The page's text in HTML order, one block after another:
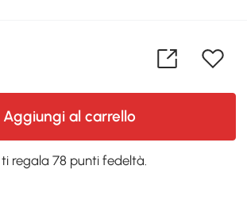
Aggiungi al carrello
regala 78 punti fedeltà.